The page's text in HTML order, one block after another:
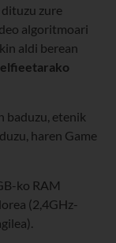
zure
algoritmoari
aldi berean
baduzu, etenik
haren Game
ko RAM
(2,4GHz-